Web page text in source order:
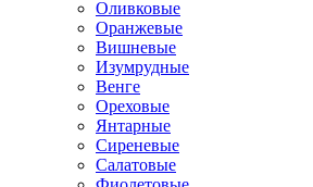
Оливковые
Оранжевые
Вишневые
Изумрудные
Венге
Ореховые
Янтарные
Сиреневые
Салатовые